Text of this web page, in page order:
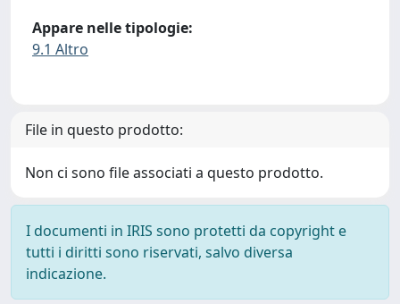
Appare nelle tipologie:
9.1 Altro
File in questo prodotto:
Non ci sono file associati a questo prodotto.
I documenti in IRIS sono protetti da copyright e
tutti i diritti sono riservati, salvo diversa
indicazione.